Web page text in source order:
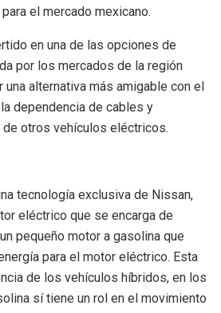
el mercado mexicano.
en una de las opciones de
por los mercados de la región
una alternativa más amigable con el
dependencia de cables y
otros vehículos eléctricos.
tecnología exclusiva de Nissan,
eléctrico que se encarga de
pequeño motor a gasolina que
para el motor eléctrico. Esta
de los vehículos híbridos, en los
sí tiene un rol en el movimiento